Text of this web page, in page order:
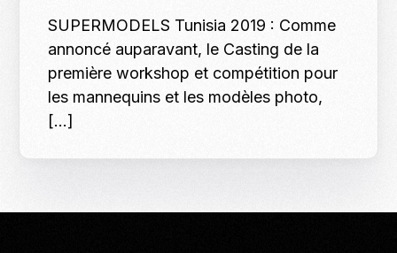
SUPERMODELS Tunisia 2019 : Comme
annoncé auparavant, le Casting de la
première workshop et compétition pour
les mannequins et les modèles photo,
[…]